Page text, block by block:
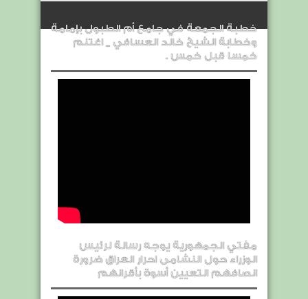
خطبة الجمعة في جامع أم الطبول بإمامة
وخطابة الشيخ خالد العسافي _ اغتنم
خمسا قبل خمس .
مفتي الجمهورية يوجه رسالة لرئيس
الوزراء حول النشامى احرار العراق ضرورة
انصافهم التعيين أسوة بأقرانهم